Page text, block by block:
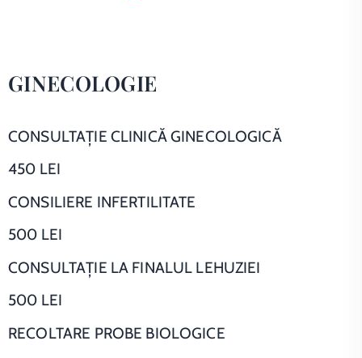
GINECOLOGIE
CONSULTAŢIE CLINICĂ GINECOLOGICĂ
450 LEI
CONSILIERE INFERTILITATE
500 LEI
CONSULTAŢIE LA FINALUL LEHUZIEI
500 LEI
RECOLTARE PROBE BIOLOGICE